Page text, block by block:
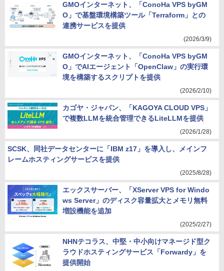
GMOインターネット、「ConoHa VPS byGM
O」で基盤環境構築ツール「Terraform」との
連携サービスを提供
(2026/3/9)
GMOインターネット、「ConoHa VPS byGM
O」でAIエージェント「OpenClaw」の実行環
境を構築するスクリプトを提供
(2026/2/10)
カゴヤ・ジャパン、「KAGOYA CLOUD VPS」
で複数LLMを統合管理できるLiteLLMを提供
(2026/1/28)
SCSK、同社データセンターに「IBM z17」を導入し、メインフ
レームホスティングサービスを提供
(2025/8/28)
エックスサーバー、「XServer VPS for Windo
ws Server」のディスク容量拡大とメモリ無料
増設機能を追加
(2025/2/27)
NHNテコラス、中堅・中小向けマネージド型ク
ラウドホスティングサービス「Forwardy」を
提供開始